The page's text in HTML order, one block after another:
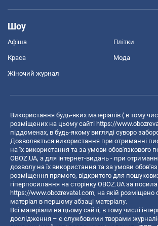
Шоу
Афіша Плітки
Краса Мода
Жіночий журнал
Використання будь-яких матеріалів ( в тому
розміщених на цьому сайті https://
піддоменах, в будь-якому вигляді суворо
Дозволяється використання при отриманні
на їх використання та за умови обов'язкового
OBOZ.UA, а для інтернет-видань - при
дозволу на їх використання та за умови
розміщення прямого, відкритого для
гіперпосилання на сторінку OBOZ.UA за
https://www.obozrevatel.com, на якій розміщено
матеріал в першому абзаці матеріалу.
Всі матеріали на цьому сайті, в тому числі
дослідження – є службовими творами